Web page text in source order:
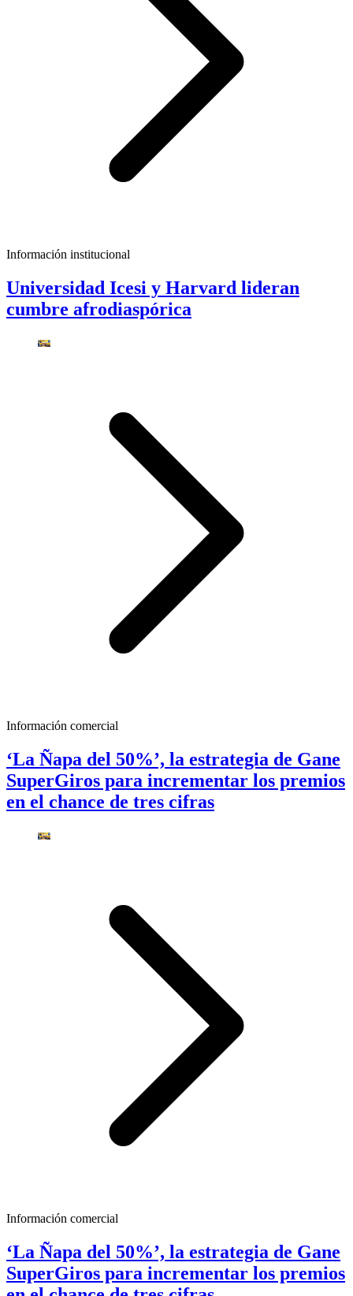
Información institucional
Universidad Icesi y Harvard lideran
cumbre afrodiaspórica
Información comercial
‘La Ñapa del 50%’, la estrategia de Gane
SuperGiros para incrementar los premios
en el chance de tres cifras
Información comercial
‘La Ñapa del 50%’, la estrategia de Gane
SuperGiros para incrementar los premios